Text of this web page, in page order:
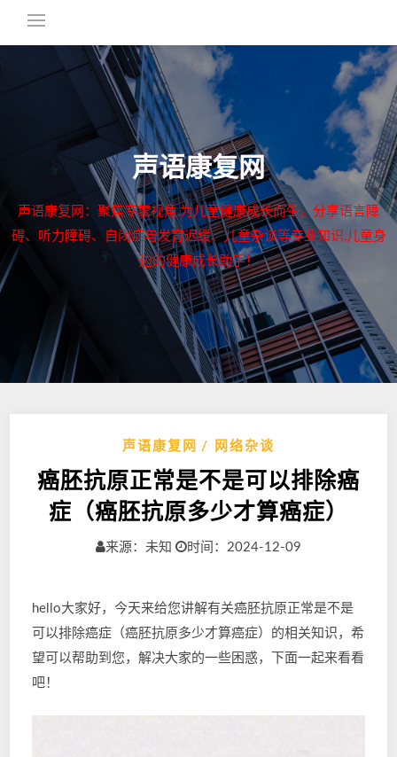
声语康复网
声语康复网：聚焦专家视角,为儿童健康成长而生，分享语言障
碍、听力障碍、自闭症与发育迟缓、儿童杂谈等专业知识,儿童身
边的健康成长助手！
声语康复网 网络杂谈
癌胚抗原正常是不是可以排除癌
症（癌胚抗原多少才算癌症）
来源：未知 时间：2024-12-09
hello大家好，今天来给您讲解有关癌胚抗原正常是不是
可以排除癌症（癌胚抗原多少才算癌症）的相关知识，希
望可以帮助到您，解决大家的一些困惑，下面一起来看看
吧！